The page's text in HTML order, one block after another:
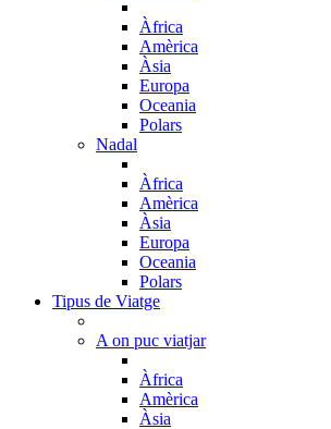
Àfrica
Amèrica
Àsia
Europa
Oceania
Polars
Nadal
Àfrica
Amèrica
Àsia
Europa
Oceania
Polars
Tipus de Viatge
A on puc viatjar
Àfrica
Amèrica
Àsia